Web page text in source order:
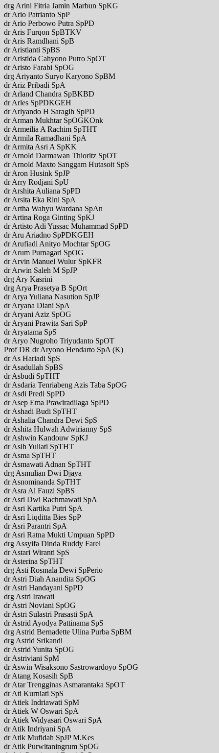
drg Arini Fitria Jamin Marbun SpKG
dr Ario Patrianto SpP
dr Ario Perbowo Putra SpPD
dr Aris Furqon SpBTKV
dr Aris Ramdhani SpB
dr Aristianti SpBS
dr Aristida Cahyono Putro SpOT
dr Aristo Farabi SpOG
drg Ariyanto Suryo Karyono SpBM
dr Ariz Pribadi SpA
dr Arland Chandra SpBKBD
dr Arles SpPDKGEH
dr Arlyando H Saragih SpPD
dr Arman Mukhtar SpOGKOnk
dr Armeilia A Rachim SpTHT
dr Armila Ramadhani SpA
dr Armita Asri A SpKK
dr Arnold Darmawan Thioritz SpOT
dr Arnold Maxto Sanggam Hutasoit SpS
dr Aron Husink SpJP
dr Arry Rodjani SpU
dr Arshita Auliana SpPD
dr Arsita Eka Rini SpA
dr Artha Wahyu Wardana SpAn
dr Artina Roga Ginting SpKJ
dr Artisto Adi Yussac Muhammad SpPD
dr Aru Ariadno SpPDKGEH
dr Arufiadi Anityo Mochtar SpOG
dr Arum Purnagari SpOG
dr Arvin Manuel Wulur SpKFR
dr Arwin Saleh M SpJP
drg Ary Kasrini
drg Arya Prasetya B SpOrt
dr Arya Yuliana Nasution SpJP
dr Aryana Diani SpA
dr Aryani Aziz SpOG
dr Aryani Prawita Sari SpP
dr Aryatama SpS
dr Aryo Nugroho Triyudanto SpOT
Prof DR dr Aryono Hendarto SpA (K)
dr As Hariadi SpS
dr Asadullah SpBS
dr Asbudi SpTHT
dr Asdaria Tenriabeng Azis Taba SpOG
dr Asdi Predi SpPD
dr Asep Ema Prawiradilaga SpPD
dr Ashadi Budi SpTHT
dr Ashalia Chandra Dewi SpS
dr Ashita Hulwah Adwirianny SpS
dr Ashwin Kandouw SpKJ
dr Asih Yuliati SpTHT
dr Asma SpTHT
dr Asmawati Adnan SpTHT
drg Asmulian Dwi Djaya
dr Asnominanda SpTHT
dr Asra Al Fauzi SpBS
dr Asri Dwi Rachmawati SpA
dr Asri Kartika Putri SpA
dr Asri Liqditta Bies SpP
dr Asri Parantri SpA
dr Asri Ratna Mukti Umpuan SpPD
drg Assyifa Dinda Ruddy Farel
dr Astari Wiranti SpS
dr Asterina SpTHT
drg Asti Rosmala Dewi SpPerio
dr Astri Diah Anandita SpOG
dr Astri Handayani SpPD
drg Astri Irawati
dr Astri Noviani SpOG
dr Astri Sulastri Prasasti SpA
dr Astrid Ayodya Pattinama SpS
drg Astrid Bernadette Ulina Purba SpBM
drg Astrid Srikandi
dr Astrid Yunita SpOG
dr Astriviani SpM
dr Aswin Wisaksono Sastrowardoyo SpOG
dr Atang Kosasih SpB
dr Atar Trengginas Asmarantaka SpOT
dr Ati Kurniati SpS
dr Atiek Indriawati SpM
dr Atiek W Oswari SpA
dr Atiek Widyasari Oswari SpA
dr Atik Indriyani SpA
dr Atik Mufidah SpJP M.Kes
dr Atik Purwitaningrum SpOG